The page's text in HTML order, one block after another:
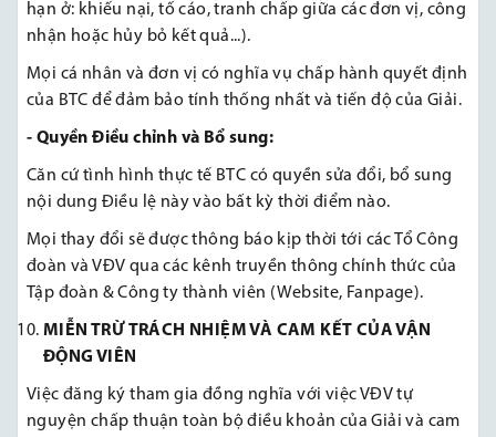
hạn ở: khiếu nại, tố cáo, tranh chấp giữa các đơn vị, công
nhận hoặc hủy bỏ kết quả...).
Mọi cá nhân và đơn vị có nghĩa vụ chấp hành quyết định
của BTC để đảm bảo tính thống nhất và tiến độ của Giải.
- Quyền Điều chỉnh và Bổ sung:
Căn cứ tình hình thực tế BTC có quyền sửa đổi, bổ sung
nội dung Điều lệ này vào bất kỳ thời điểm nào.
Mọi thay đổi sẽ được thông báo kịp thời tới các Tổ Công
đoàn và VĐV qua các kênh truyền thông chính thức của
Tập đoàn & Công ty thành viên (Website, Fanpage).
MIỄN TRỪ TRÁCH NHIỆM VÀ CAM KẾT CỦA VẬN
ĐỘNG VIÊN
Việc đăng ký tham gia đồng nghĩa với việc VĐV tự
nguyện chấp thuận toàn bộ điều khoản của Giải và cam